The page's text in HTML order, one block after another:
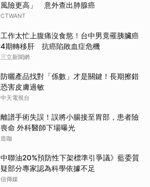
風險更高」 意外查出肺腺癌
CTWANT
工作太忙上腹痛沒食慾！台中男竟罹胰臟癌
4期轉移肝 抗癌陷敗血症危機
三立新聞網
防曬產品找對「係數」才是關鍵！長期擦錯
恐害皮膚過敏
中天電視台
離譜手術失誤！誤將小腸接至胃部，患者險
喪命 外科醫師下場曝光
造咖
中聯油20%預防性下架標準引爭議》藍委質
疑部分專家認為科學依據不足
信傳媒